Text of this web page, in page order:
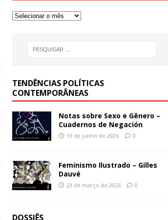
TENDÊNCIAS POLÍTICAS
CONTEMPORÂNEAS
Notas sobre Sexo e Gênero –
Cuadernos de Negación
13 de junho de 2026 0
Feminismo Ilustrado – Gilles
Dauvé
23 de março de 2026 0
DOSSIÊS